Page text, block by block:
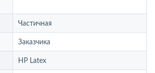
Частичная
Заказчика
HP Latex